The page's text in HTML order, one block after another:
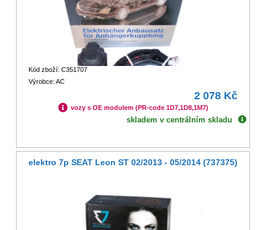
Kód zboží: C351707
Výrobce: AC
2 078 Kč
vozy s OE modulem (PR-code 1D7,1D8,1M7)
skladem v centrálním skladu
elektro 7p SEAT Leon ST 02/2013 - 05/2014 (737375)